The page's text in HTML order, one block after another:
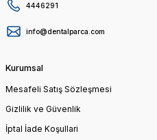
4446291
info@dentalparca.com
Kurumsal
Mesafeli Satış Sözleşmesi
Gizlilik ve Güvenlik
İptal İade Koşullari